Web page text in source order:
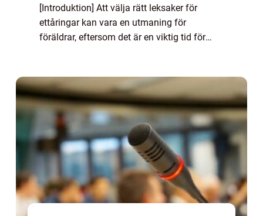
[Introduktion] Att välja rätt leksaker för
ettåringar kan vara en utmaning för
föräldrar, eftersom det är en viktig tid för
o...